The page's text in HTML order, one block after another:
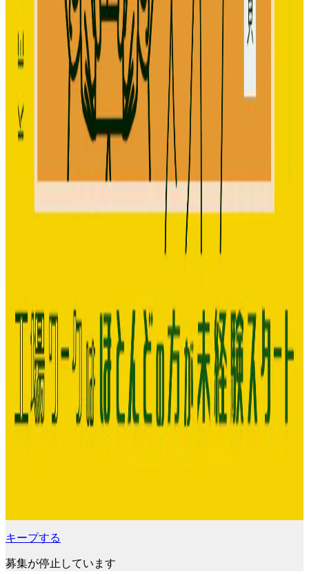
キープする
募集が停止しています